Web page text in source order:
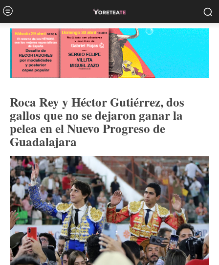
Roca Rey y Héctor Gutiérrez, dos
gallos que no se dejaron ganar la
pelea en el Nuevo Progreso de
Guadalajara